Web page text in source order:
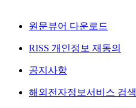
원문뷰어 다운로드
RISS 개인정보 재동의
공지사항
해외전자정보서비스 검색